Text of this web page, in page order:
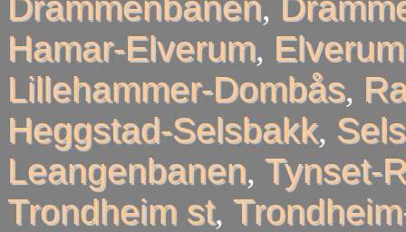
Hamar-Elverum,
Lillehammer-Dombås,
Heggstad-Selsbakk,
Leangenbanen, Tynset-
Trondheim st,